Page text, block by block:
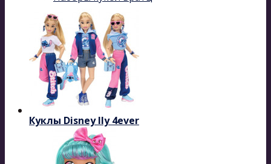
Куклы Disney Ily 4ever